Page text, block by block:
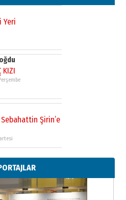
Yeri
KIZI
Şirin’e
Yeri